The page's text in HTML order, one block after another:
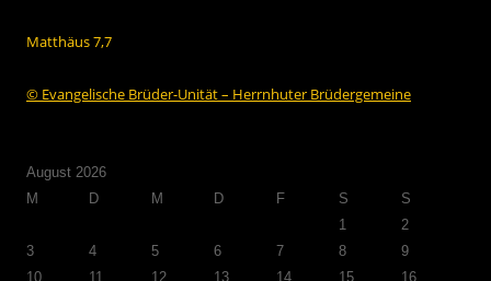
Matthäus 7,7
© Evangelische Brüder-Unität – Herrnhuter Brüdergemeine
August 2026
M
D M D F S
S
1
2
3
4 5 6 7 8
9
10
11 12 13 14 15
16